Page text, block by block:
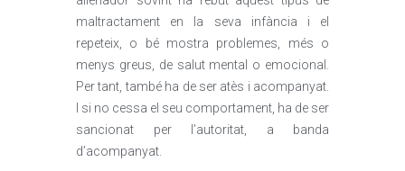
maltractament en la seva infància i el
repeteix, o bé mostra problemes, més o
menys greus, de salut mental o emocional.
Per tant, també ha de ser atès i acompanyat.
I si no cessa el seu comportament, ha de ser
sancionat per l’autoritat, a banda
d’acompanyat.